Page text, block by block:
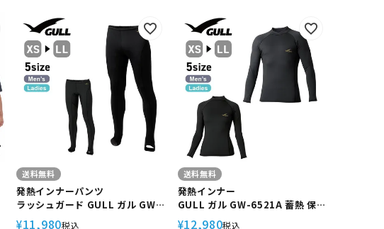
シャツ
送料無料
発熱インナーパンツ
ラッシュガード GULL ガル GW-
6522A 蓄熱 保温 ユニセックス
¥11,980税込
送料無料
発熱インナー
GULL ガル GW-6521A 蓄熱 保温
ユニセックス WarmdArt
¥12,980税込